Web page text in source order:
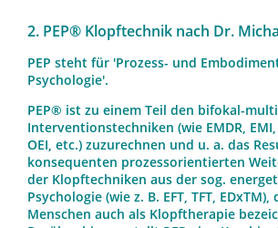
2. PEP® Klopftechnik nach Dr.
PEP steht für 'Prozess- und
Psychologie'.
PEP® ist zu einem Teil den bifokal-
Interventionstechniken (wie EMDR,
OEI, etc.) zuzurechnen und u. a. das
konsequenten prozessorientierten
der Klopftechniken aus der sog.
Psychologie (wie z. B. EFT, TFT,
Menschen auch als Klopftherapie